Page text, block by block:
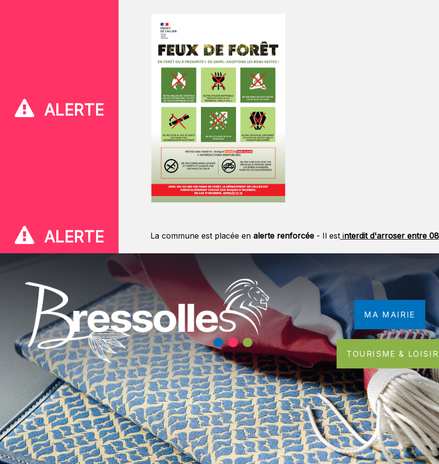
ALERTE
ALERTE La commune est placée en alerte renforcée - Il est interdit d'arroser entre
MA MAIRIE
TOURISME &